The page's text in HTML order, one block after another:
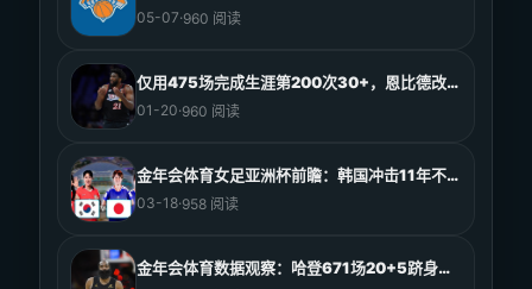
05-07·960 阅读
仅用475场完成生涯第200次30+，恩比德改写中锋
01-20·960 阅读
金年会体育女足亚洲杯前瞻：韩国冲击11年不胜纪录，日
03-18·958 阅读
金年会体育数据观察：哈登671场20+5跻身历史第二